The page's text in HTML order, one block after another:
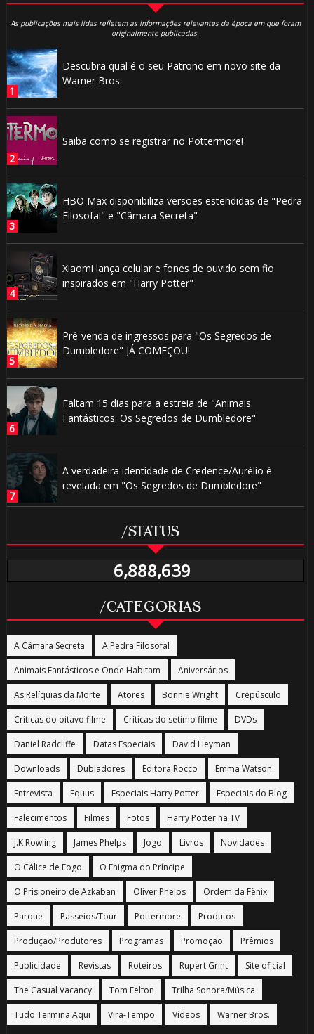
As publicações mais lidas refletem as informações relevantes da época em que foram
originalmente publicadas.
Descubra qual é o seu Patrono em novo site da
Warner Bros.
Saiba como se registrar no Pottermore!
HBO Max disponibiliza versões estendidas de "Pedra
Filosofal" e "Câmara Secreta"
Xiaomi lança celular e fones de ouvido sem fio
inspirados em "Harry Potter"
Pré-venda de ingressos para "Os Segredos de
Dumbledore" JÁ COMEÇOU!
Faltam 15 dias para a estreia de "Animais
Fantásticos: Os Segredos de Dumbledore"
A verdadeira identidade de Credence/Aurélio é
revelada em "Os Segredos de Dumbledore"
/STATUS
6,888,639
/CATEGORIAS
A Câmara Secreta A Pedra Filosofal
Animais Fantásticos e Onde Habitam Aniversários
As Relíquias da Morte Atores Bonnie Wright Crepúsculo
Críticas do oitavo filme Críticas do sétimo filme DVDs
Daniel Radcliffe Datas Especiais David Heyman
Downloads Dubladores Editora Rocco Emma Watson
Entrevista Equus Especiais Harry Potter Especiais do Blog
Falecimentos Filmes Fotos Harry Potter na TV
J.K Rowling James Phelps Jogo Livros Novidades
O Cálice de Fogo O Enigma do Príncipe
O Prisioneiro de Azkaban Oliver Phelps Ordem da Fênix
Parque Passeios/Tour Pottermore Produtos
Produção/Produtores Programas Promoção Prêmios
Publicidade Revistas Roteiros Rupert Grint Site oficial
The Casual Vacancy Tom Felton Trilha Sonora/Música
Tudo Termina Aqui Vira-Tempo Vídeos Warner Bros.